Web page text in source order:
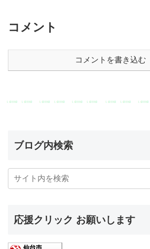
コメント
コメントを書き込む
ブログ内検索
応援クリック お願いします